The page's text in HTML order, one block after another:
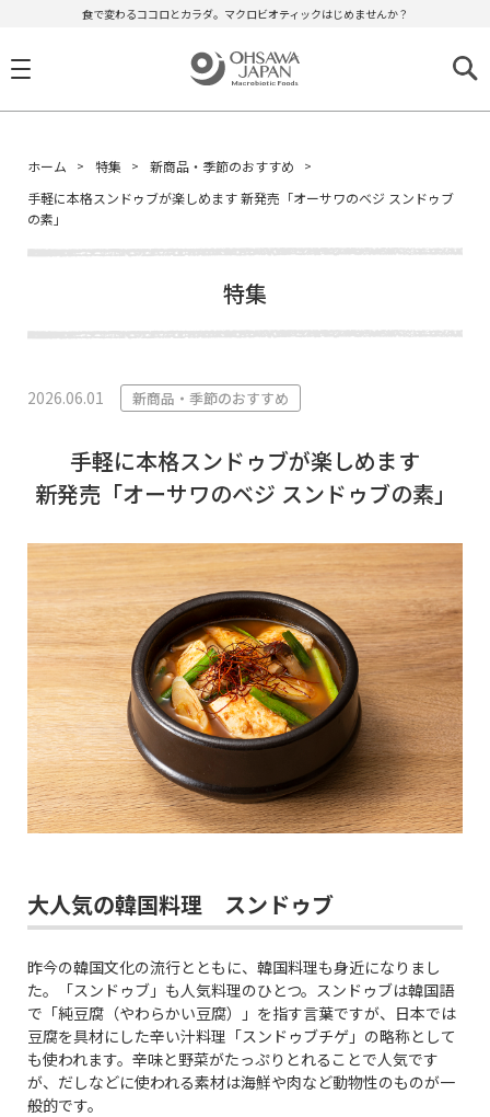
食で変わるココロとカラダ。マクロビオティックはじめませんか？
ホーム 特集
新商品・季節のおすすめ
手軽に本格スンドゥブが楽しめます 新発売「オーサワのベジ スンドゥブ
の素」
特集
2026.06.01 新商品・季節のおすすめ
手軽に本格スンドゥブが楽しめます
新発売「オーサワのベジ スンドゥブの素」
大人気の韓国料理 スンドゥブ
昨今の韓国文化の流行とともに、韓国料理も身近になりまし
た。「スンドゥブ」も人気料理のひとつ。スンドゥブは韓国語
で「純豆腐（やわらかい豆腐）」を指す言葉ですが、日本では
豆腐を具材にした辛い汁料理「スンドゥブチゲ」の略称として
も使われます。辛味と野菜がたっぷりとれることで人気です
が、だしなどに使われる素材は海鮮や肉など動物性のものが一
般的です。